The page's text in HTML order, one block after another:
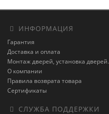
ИНФОРМАЦИЯ
Гарантия
Доставка и оплата
Монтаж дверей, установка дверей.
О компании
Правила возврата товара
Сертификаты
СЛУЖБА ПОДДЕРЖКИ